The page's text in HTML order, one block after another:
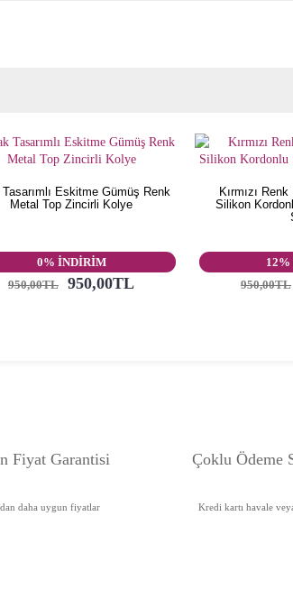
Eskitme Gümüş Renk
Metal Top Zincirli Kolye
0% İNDİRİM
950,00TL
950,00TL
Kırmızı
Silikon
950,00TL
Fiyat Garantisi
daha uygun fiyatlar
Çoklu Ödeme
Kredi kartı havale